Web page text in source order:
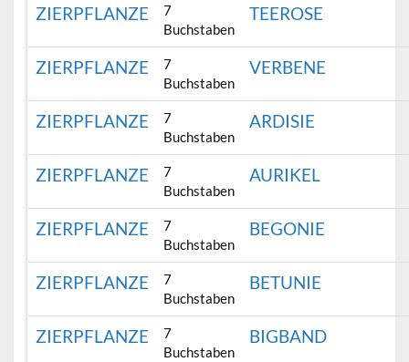
ZIERPFLANZE
7
Buchstaben
TEEROSE
ZIERPFLANZE
7
Buchstaben
VERBENE
ZIERPFLANZE
7
Buchstaben
ARDISIE
ZIERPFLANZE
7
Buchstaben
AURIKEL
ZIERPFLANZE
7
Buchstaben
BEGONIE
ZIERPFLANZE
7
Buchstaben
BETUNIE
ZIERPFLANZE
7
Buchstaben
BIGBAND